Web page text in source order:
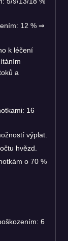
12 % ⇒
k léčení
a
16
výplat.
hvězd.
o 70 %
6